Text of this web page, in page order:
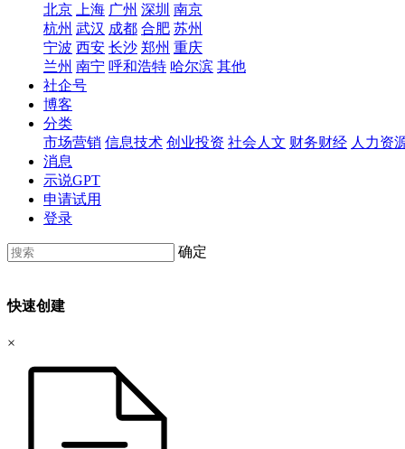
北京
上海 广州 深圳 南京
杭州 武汉 成都 合肥 苏州
宁波 西安 长沙 郑州 重庆
兰州 南宁 呼和浩特 哈尔滨 其他
社企号
博客
分类
市场营销 信息技术 创业投资 社会人文 财务财经 人力资
消息
示说GPT
申请试用
登录
确定
快速创建
×